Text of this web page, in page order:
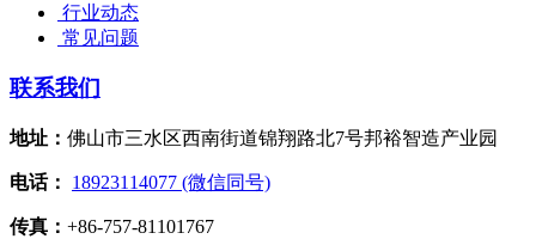
行业动态
常见问题
联系我们
地址： 佛山市三水区西南街道锦翔路北7号邦裕智造产业园
电话： 18923114077 (微信同号)
传真： +86-757-81101767